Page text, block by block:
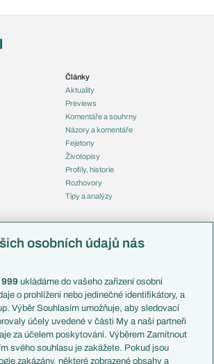
Články
Aktuality
Previews
Komentáře a souhrny
Názory a komentáře
Fejetony
Životopisy
Profily, historie
Rozhovory
Tipy a analýzy
Česko
Francie
Itálie
Německo
Španělsko
Argentina
Brazílie
osobních údajů nás
999 ukládáme do vašeho zařízení osobní
o prohlížení nebo jedinečné identifikátory, a
Výběr Souhlasím umožňuje, aby sledovací
účely uvedené v části My a naši partneři
za účelem poskytování. Výběrem Zamítnout
svého souhlasu je zakážete. Pokud jsou
zakázány, některé zobrazené obsahy a